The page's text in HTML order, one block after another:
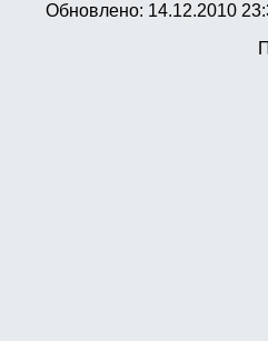
Обновлено: 14.12.2010